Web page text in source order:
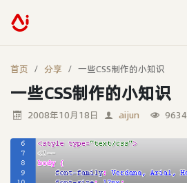
首页 分享 一些CSS制作的小知识
一些CSS制作的小知识
2008年10月18日 aijun 9634